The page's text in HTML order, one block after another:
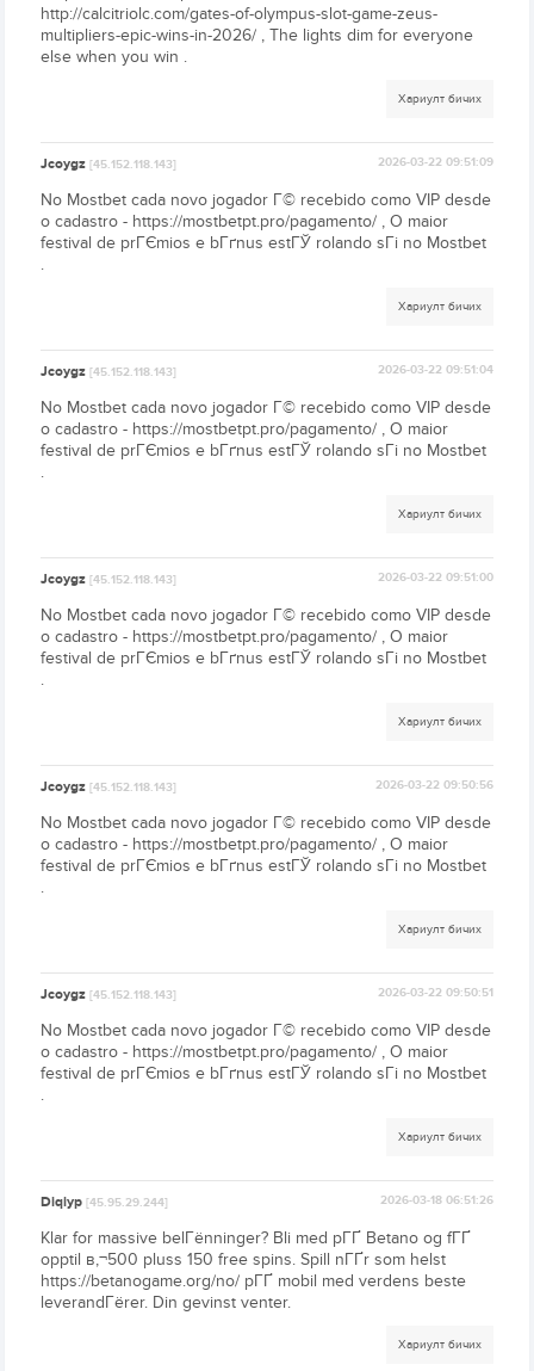
http://calcitriolc.com/gates-of-olympus-slot-game-zeus-
multipliers-epic-wins-in-2026/ , The lights dim for everyone
else when you win .
Хариулт бичих
Jcoygz[45.152.118.143] 2026-03-22 09:51:09
No Mostbet cada novo jogador Г© recebido como VIP desde
o cadastro - https://mostbetpt.pro/pagamento/ , O maior
festival de prГЄmios e bГґnus estГЎ rolando sГі no Mostbet
.
Хариулт бичих
Jcoygz[45.152.118.143] 2026-03-22 09:51:04
No Mostbet cada novo jogador Г© recebido como VIP desde
o cadastro - https://mostbetpt.pro/pagamento/ , O maior
festival de prГЄmios e bГґnus estГЎ rolando sГі no Mostbet
.
Хариулт бичих
Jcoygz[45.152.118.143] 2026-03-22 09:51:00
No Mostbet cada novo jogador Г© recebido como VIP desde
o cadastro - https://mostbetpt.pro/pagamento/ , O maior
festival de prГЄmios e bГґnus estГЎ rolando sГі no Mostbet
.
Хариулт бичих
Jcoygz[45.152.118.143] 2026-03-22 09:50:56
No Mostbet cada novo jogador Г© recebido como VIP desde
o cadastro - https://mostbetpt.pro/pagamento/ , O maior
festival de prГЄmios e bГґnus estГЎ rolando sГі no Mostbet
.
Хариулт бичих
Jcoygz[45.152.118.143] 2026-03-22 09:50:51
No Mostbet cada novo jogador Г© recebido como VIP desde
o cadastro - https://mostbetpt.pro/pagamento/ , O maior
festival de prГЄmios e bГґnus estГЎ rolando sГі no Mostbet
.
Хариулт бичих
Diqiyp[45.95.29.244] 2026-03-18 06:51:26
Klar for massive belГёnninger? Bli med pГҐ Betano og fГҐ
opptil в‚¬500 pluss 150 free spins. Spill nГҐr som helst
https://betanogame.org/no/ pГҐ mobil med verdens beste
leverandГёrer. Din gevinst venter.
Хариулт бичих